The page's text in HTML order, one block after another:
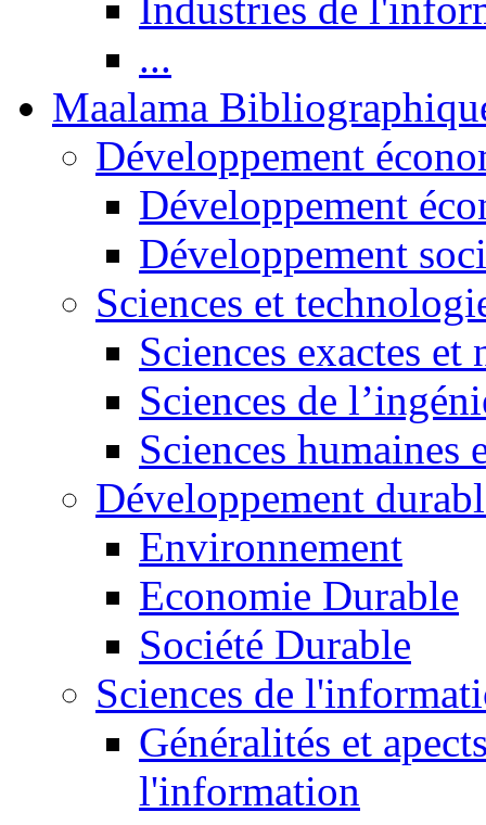
Industries de
...
Maalama
Développement
Développement
Développement
Sciences et
Sciences exactes et
Sciences de
Sciences humaines
Développement
Environnement
Economie Durable
Société Durable
Sciences de
Généralités et
l'information